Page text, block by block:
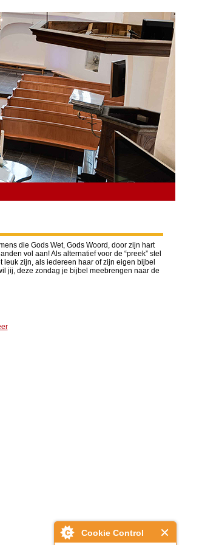
Cookie Control
die Gods Wet, Gods Woord, door zijn hart
vol aan! Als alternatief voor de “preek” stel
zijn, als iedereen haar of zijn eigen bijbel
jij, deze zondag je bijbel meebrengen naar de